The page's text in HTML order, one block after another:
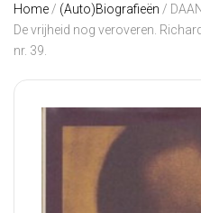
Home / (Auto)Biografieën /
De vrijheid nog veroveren.
nr. 39.